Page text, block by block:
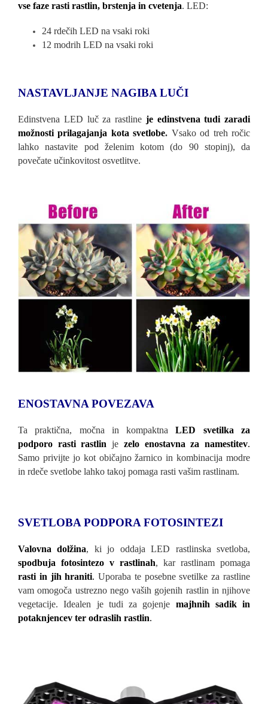
vse faze rasti rastlin, brstenja in cvetenja. LED:
24 rdečih LED na vsaki roki
12 modrih LED na vsaki roki
NASTAVLJANJE NAGIBA LUČI
Edinstvena LED luč za rastline je edinstvena tudi zaradi
možnosti prilagajanja kota svetlobe. Vsako od treh ročic
lahko nastavite pod želenim kotom (do 90 stopinj), da
povečate učinkovitost osvetlitve.
ENOSTAVNA POVEZAVA
Ta praktična, močna in kompaktnaLED svetilka za
podporo rasti rastlinje zelo enostavna za namestitev.
Samo privijte jo kot običajno žarnico in kombinacija modre
in rdeče svetlobe lahko takoj pomaga rasti vašim rastlinam.
SVETLOBA PODPORA FOTOSINTEZI
Valovna dolžina, ki jo oddaja LED rastlinska svetloba,
spodbuja fotosintezo v rastlinah, kar rastlinam pomaga
rasti in jih hraniti.Uporaba te posebne svetilke za rastline
vam omogoča ustrezno nego vaših gojenih rastlin in njihove
vegetacije. Idealen je tudi za gojenje majhnih sadik in
potaknjencev ter odraslih rastlin.